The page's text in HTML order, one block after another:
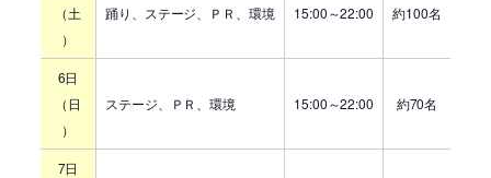
（土
）
踊り、ステージ、ＰＲ、環境 15:00～22:00 約100名
6日
（日
）
ステージ、ＰＲ、環境 15:00～22:00 約70名
7日